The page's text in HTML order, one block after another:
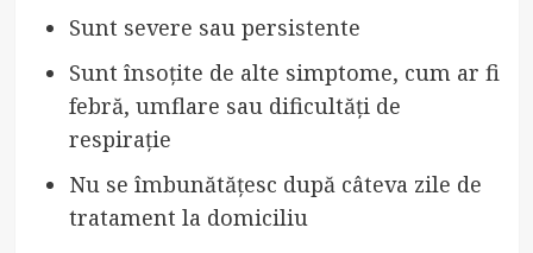
Sunt severe sau persistente
Sunt însoțite de alte simptome, cum ar fi
febră, umflare sau dificultăți de
respirație
Nu se îmbunătățesc după câteva zile de
tratament la domiciliu